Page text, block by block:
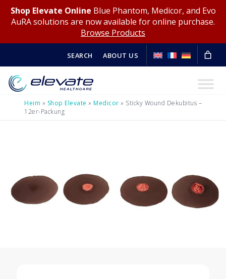
Shop Elevate Online Blue Phantom, Medicor, and Evo
AuRA solutions are now available for online purchase.
Browse Products
SEARCH ABOUT US
Heim » Shop Elevate » Medicor » Sticky Wound Dekubitus –
12er-Packung